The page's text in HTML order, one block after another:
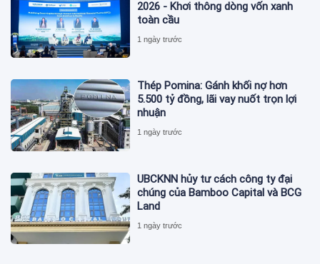
2026 - Khơi thông dòng vốn xanh
toàn cầu
1 ngày trước
Thép Pomina: Gánh khối nợ hơn
5.500 tỷ đồng, lãi vay nuốt trọn lợi
nhuận
1 ngày trước
UBCKNN hủy tư cách công ty đại
chúng của Bamboo Capital và BCG
Land
1 ngày trước